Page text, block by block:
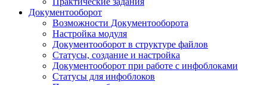
Документооборот
Возможности Документооборота
Настройка модуля
Документооборот в структуре файлов
Статусы, создание и настройка
Документооборот при работе с инфоблоками
Статусы для инфоблоков